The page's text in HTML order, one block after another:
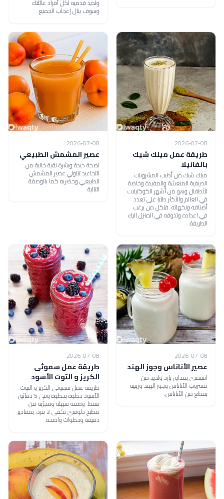
ولذيذ قدميه لكل أفراد عائلتك
وسوف ينال إعجاب الجميع.
2026-07-08
طريقة عمل ميلك شيك
بالفانيلا
ميلك شيك من أطيب المشروبات
الصيفية المنعشة والمفيدة وخاصة
للأطفال وهو من أشهر الكوكتيلات
في العالم والأكثر طلبا على تعدد
أصنافه ونكهاته .فلكل من يرغب
في اعداده وتذوقه في المنزل اليك
الطريقة:
2026-07-08
عصير المشمش الطبيعي
لصحة جيدة وبشرة نقية خالية من
التجاعيد تناولي عصير المشمش
الطبيعي وحضريه كما بالوصفة
التالية.
2026-07-08
عصير الأناناس وجوز الهند
استمتي بمذاق بارد ولذيذ من
مشروب الأناناس وجوز الهند وزينيه
بقطع من الأناناس.
2026-07-08
طريقة عمل سموثى
الكريز و التوت الأسود
طريقة عمل سموثى الكريز و التوت
الأسود خطوة بخطوة وفي 5 دقائق
فقط. وصفة سهلة ومجرّبة من
مطبخ دلوقتي تكفي 2 فرد، بمقادير
دقيقة وخطوات واضحة.